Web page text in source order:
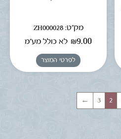
מק"ט: ZH000028
₪9.00 לא כולל מע"מ
לפרטי המוצר
2
3
←